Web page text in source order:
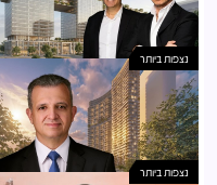
נצפות ביותר
נצפות ביותר